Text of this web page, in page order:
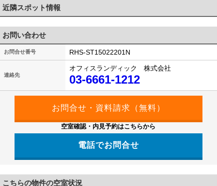
近隣スポット情報
お問い合わせ
お問合せ番号 RHS-ST15022201N
連絡先
オフィスランディック 株式会社
03-6661-1212
空室確認・内見予約はこちらから
電話でお問合せ
こちらの物件の空室状況